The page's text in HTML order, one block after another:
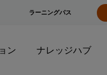
ラーニングパス
ン ナレッジハブ